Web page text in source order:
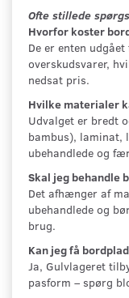
Ofte stillede
Hvorfor koster
De er enten
overskudsvarer,
nedsat pris.
Hvilke materialer
Udvalget er bredt
bambus), laminat,
ubehandlede og
Skal jeg behandle
Det afhænger af
ubehandlede og
brug.
Kan jeg få
Ja, Gulvlageret
pasform – spørg